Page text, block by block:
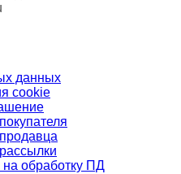
данных
cookie
на обработку ПД